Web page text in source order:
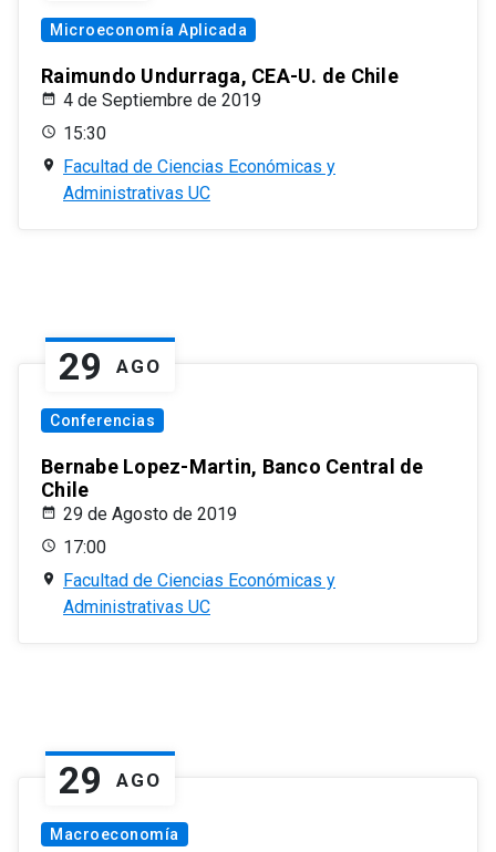
Microeconomía Aplicada
Raimundo Undurraga, CEA-U. de Chile
4 de Septiembre de 2019
15:30
Facultad de Ciencias Económicas y
Administrativas UC
29 AGO
Conferencias
Bernabe Lopez-Martin, Banco Central de
Chile
29 de Agosto de 2019
17:00
Facultad de Ciencias Económicas y
Administrativas UC
29 AGO
Macroeconomía